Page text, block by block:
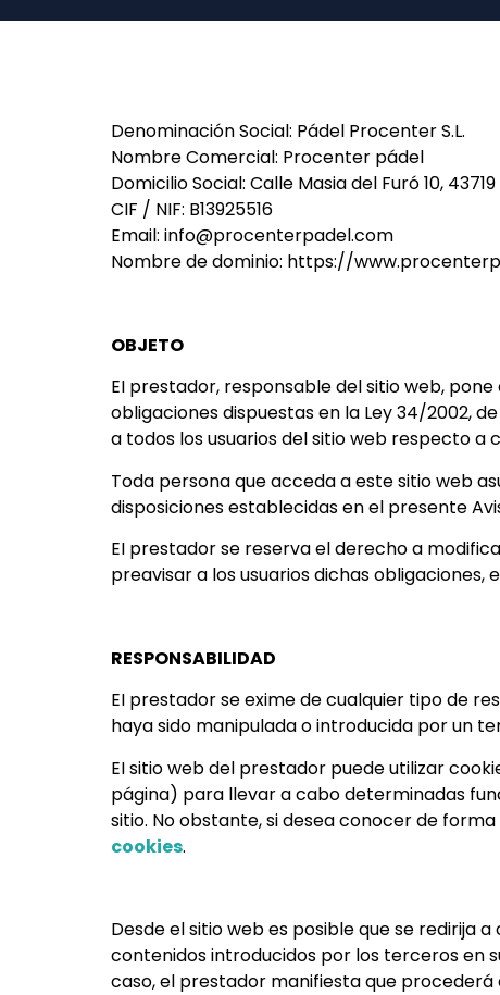
Denominación Social: Pádel Procenter S.L.
Nombre Comercial: Procenter pádel
Domicilio Social: Calle Masia del Furó 10,
CIF / NIF: B13925516
Email: info@procenterpadel.com
Nombre de dominio: https://
OBJETO
EI prestador, responsable del sitio web,
obligaciones dispuestas en la Ley 34/2002,
a todos los usuarios del sitio web respecto a
Toda persona que acceda a este sitio web
disposiciones establecidas en el presente
EI prestador se reserva el derecho a
preavisar a los usuarios dichas
RESPONSABILIDAD
EI prestador se exime de cualquier tipo de
haya sido manipulada o introducida por un
EI sitio web del prestador puede utilizar
página) para llevar a cabo determinadas
sitio. No obstante, si desea conocer de
cookies.
Desde el sitio web es posible que se redirija
contenidos introducidos por los terceros en
caso, el prestador manifiesta que